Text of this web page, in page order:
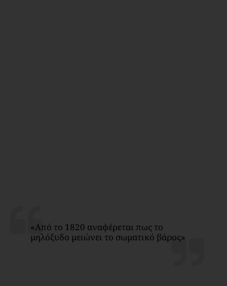
«Από το 1820 αναφέρεται πως το
μηλόξυδο μειώνει το σωματικό βάρος»